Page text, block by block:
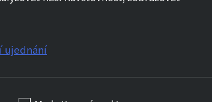
Audit
Daňové poradenství
Outsourcing
Pomůžeme ti se
ujednání